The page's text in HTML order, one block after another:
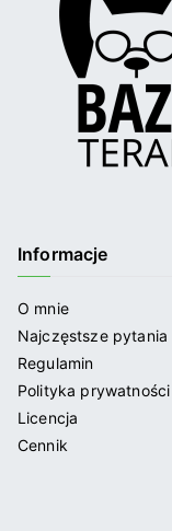
Informacje
O mnie
Najczęstsze pytania
Regulamin
Polityka prywatności
Licencja
Cennik